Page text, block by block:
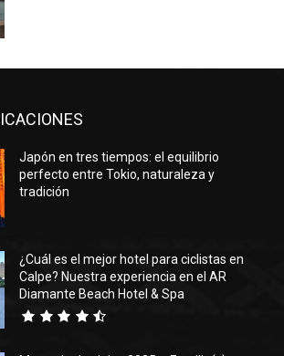
Japón en tres tiempos: el equilibrio
perfecto entre Tokio, naturaleza y
tradición
¿Cuál es el mejor hotel para ciclistas en
Calpe? Nuestra experiencia en el AR
Diamante Beach Hotel & Spa